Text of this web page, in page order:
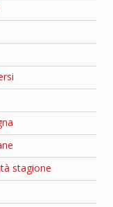
stagione